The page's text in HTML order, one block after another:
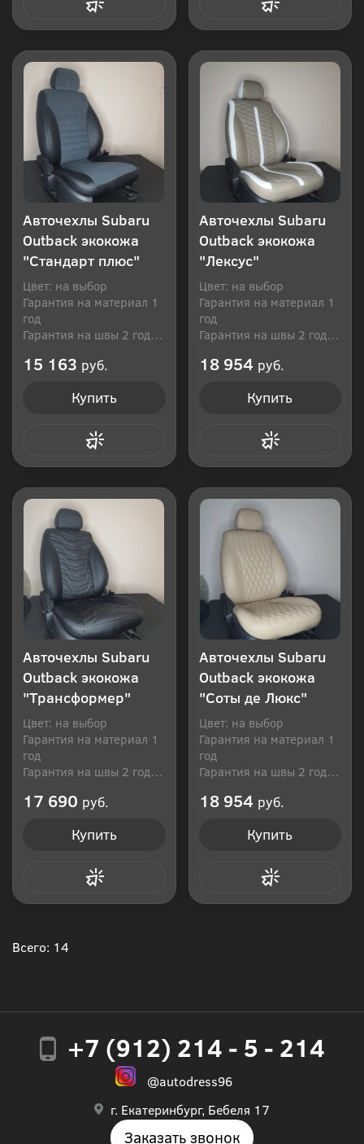
Авточехлы Subaru
Outback экокожа
"Стандарт плюс"
Цвет: на выбор
Гарантия на материал 1
год
Гарантия на швы 2 года
15 163 руб.
Купить
Авточехлы Subaru
Outback экокожа
"Лексус"
Цвет: на выбор
Гарантия на материал 1
год
Гарантия на швы 2 года
18 954 руб.
Купить
Авточехлы Subaru
Outback экокожа
"Трансформер"
Цвет: на выбор
Гарантия на материал 1
год
Гарантия на швы 2 года
17 690 руб.
Купить
Авточехлы Subaru
Outback экокожа
"Соты де Люкс"
Цвет: на выбор
Гарантия на материал 1
год
Гарантия на швы 2 года
18 954 руб.
Купить
Всего: 14
+7 (912) 214 - 5 - 214
@autodress96
г. Екатеринбург, Бебеля 17
Заказать звонок